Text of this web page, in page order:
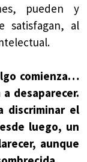
pueden y
satisfagan, al
comienza…
desaparecer.
discriminar el
luego, un
aunque